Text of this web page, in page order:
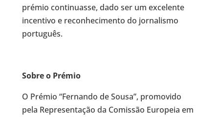
prémio continuasse, dado ser um excelente
incentivo e reconhecimento do jornalismo
português.
Sobre o Prémio
O Prémio “Fernando de Sousa”, promovido
pela Representação da Comissão Europeia em